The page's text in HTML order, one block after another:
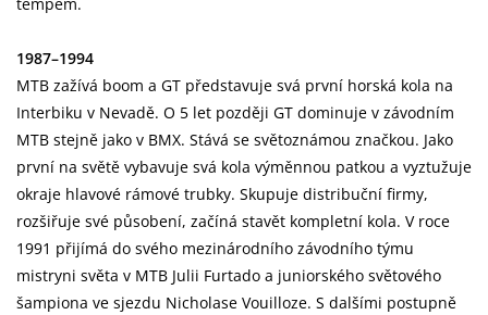
1987–1994
MTB zažívá boom a GT představuje svá první horská kola na
Interbiku v Nevadě. O 5 let později GT dominuje v závodním
MTB stejně jako v BMX. Stává se světoznámou značkou. Jako
první na světě vybavuje svá kola výměnnou patkou a vyztužuje
okraje hlavové rámové trubky. Skupuje distribuční firmy,
rozšiřuje své působení, začíná stavět kompletní kola. V roce
1991 přijímá do svého mezinárodního závodního týmu
mistryni světa v MTB Julii Furtado a juniorského světového
šampiona ve sjezdu Nicholase Vouilloze. S dalšími postupně